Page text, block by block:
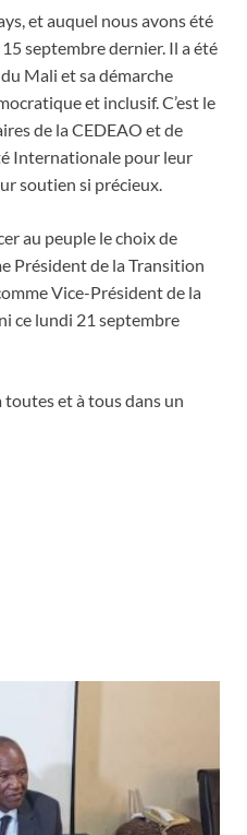
et auquel nous avons été
septembre dernier. Il a été
du Mali et sa démarche
et inclusif. C’est le
de la CEDEAO et de
Internationale pour leur
soutien si précieux.
au peuple le choix de
Président de la Transition
Vice-Président de la
ce lundi 21 septembre
toutes et à tous dans un